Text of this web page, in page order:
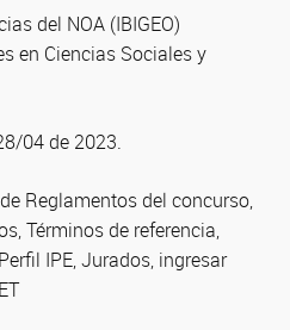
del NOA (IBIGEO)
en Ciencias Sociales y
04 de 2023.
Reglamentos del concurso,
Términos de referencia,
IPE, Jurados, ingresar